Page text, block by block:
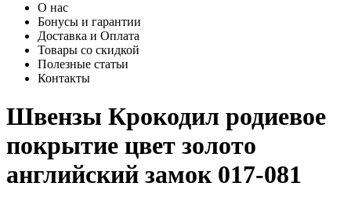
О нас
Бонусы и гарантии
Доставка и Оплата
Товары со скидкой
Полезные статьи
Контакты
Швензы Крокодил родиевое
покрытие цвет золото
английский замок 017-081